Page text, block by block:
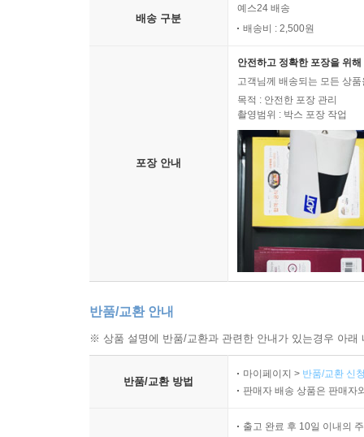
배송 구분
예스24 배송
배송비 : 2,500원
포장 안내
안전하고 정확한 포장을 위
고객님께 배송되는 모든 상
목적 : 안전한 포장 관리
촬영범위 : 박스 포장 작업
반품/교환 안내
※ 상품 설명에 반품/교환과 관련한 안내가 있는경우 아
반품/교환 방법
마이페이지 > 반품/교환 신
판매자 배송 상품은 판매자
출고 완료 후 10일 이내의